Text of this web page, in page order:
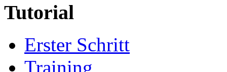
Tutorial
Erster Schritt
Training